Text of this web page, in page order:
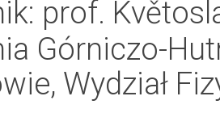
prof.
Górniczo-
Wydział